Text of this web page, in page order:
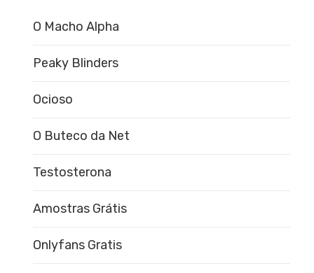
O Macho Alpha
Peaky Blinders
Ocioso
O Buteco da Net
Testosterona
Amostras Grátis
Onlyfans Gratis